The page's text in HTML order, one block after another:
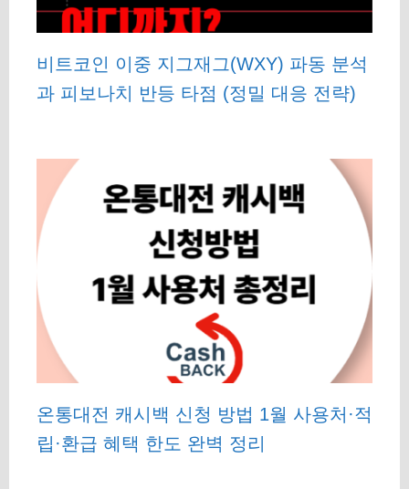
비트코인 이중 지그재그(WXY) 파동 분석
과 피보나치 반등 타점 (정밀 대응 전략)
온통대전 캐시백 신청 방법 1월 사용처·적
립·환급 혜택 한도 완벽 정리